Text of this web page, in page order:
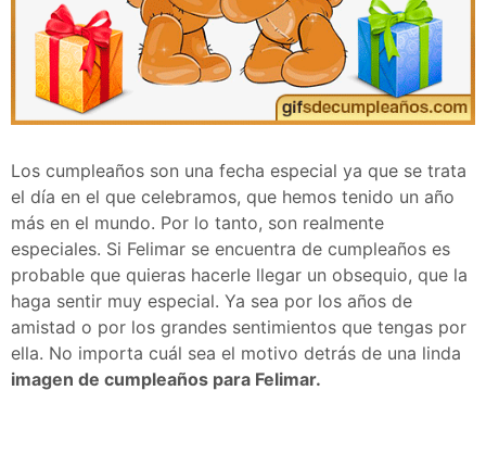
Los cumpleaños son una fecha especial ya que se trata
el día en el que celebramos, que hemos tenido un año
más en el mundo. Por lo tanto, son realmente
especiales. Si Felimar se encuentra de cumpleaños es
probable que quieras hacerle llegar un obsequio, que la
haga sentir muy especial. Ya sea por los años de
amistad o por los grandes sentimientos que tengas por
ella. No importa cuál sea el motivo detrás de una linda
imagen de cumpleaños para Felimar.